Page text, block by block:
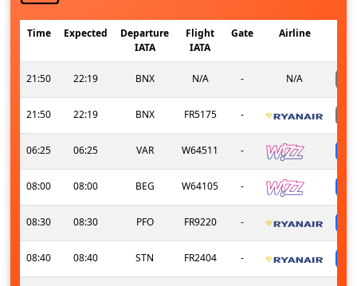
Time Expected
Departure
IATA
Flight
IATA
Gate Airline
21:50 22:19 BNX N/A - N/A
21:50 22:19 BNX FR5175 -
06:25 06:25 VAR W64511 -
08:00 08:00 BEG W64105 -
08:30 08:30 PFO FR9220 -
08:40 08:40 STN FR2404 -